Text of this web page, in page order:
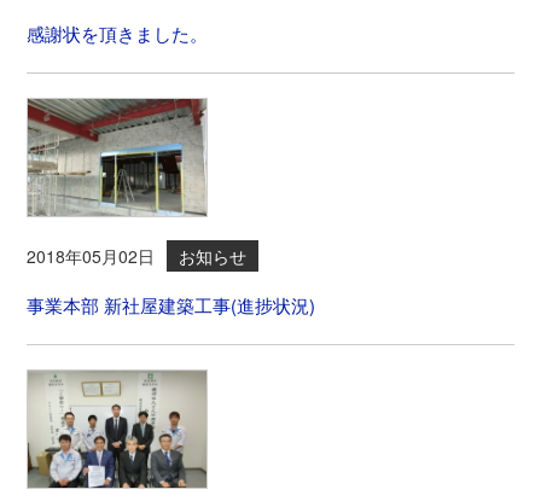
感謝状を頂きました。
2018年05月02日 お知らせ
事業本部 新社屋建築工事(進捗状況)